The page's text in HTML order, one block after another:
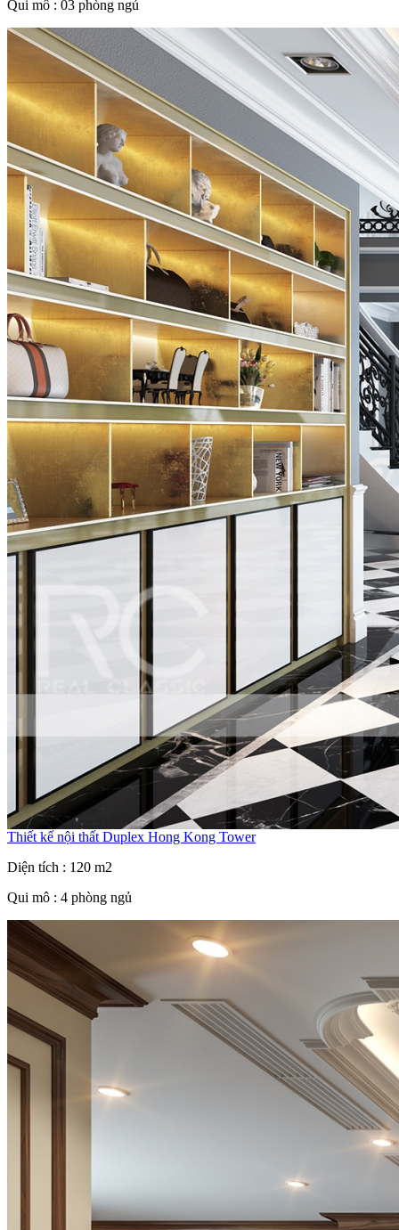
Qui mô : 03 phòng ngủ
Thiết kế nội thất Duplex Hong Kong Tower
Diện tích : 120 m2
Qui mô : 4 phòng ngủ